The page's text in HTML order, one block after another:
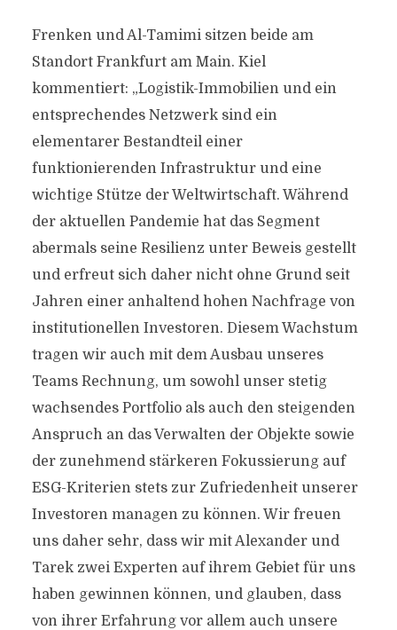
Frenken und Al-Tamimi sitzen beide am
Standort Frankfurt am Main. Kiel
kommentiert: „Logistik-Immobilien und ein
entsprechendes Netzwerk sind ein
elementarer Bestandteil einer
funktionierenden Infrastruktur und eine
wichtige Stütze der Weltwirtschaft. Während
der aktuellen Pandemie hat das Segment
abermals seine Resilienz unter Beweis gestellt
und erfreut sich daher nicht ohne Grund seit
Jahren einer anhaltend hohen Nachfrage von
institutionellen Investoren. Diesem Wachstum
tragen wir auch mit dem Ausbau unseres
Teams Rechnung, um sowohl unser stetig
wachsendes Portfolio als auch den steigenden
Anspruch an das Verwalten der Objekte sowie
der zunehmend stärkeren Fokussierung auf
ESG-Kriterien stets zur Zufriedenheit unserer
Investoren managen zu können. Wir freuen
uns daher sehr, dass wir mit Alexander und
Tarek zwei Experten auf ihrem Gebiet für uns
haben gewinnen können, und glauben, dass
von ihrer Erfahrung vor allem auch unsere